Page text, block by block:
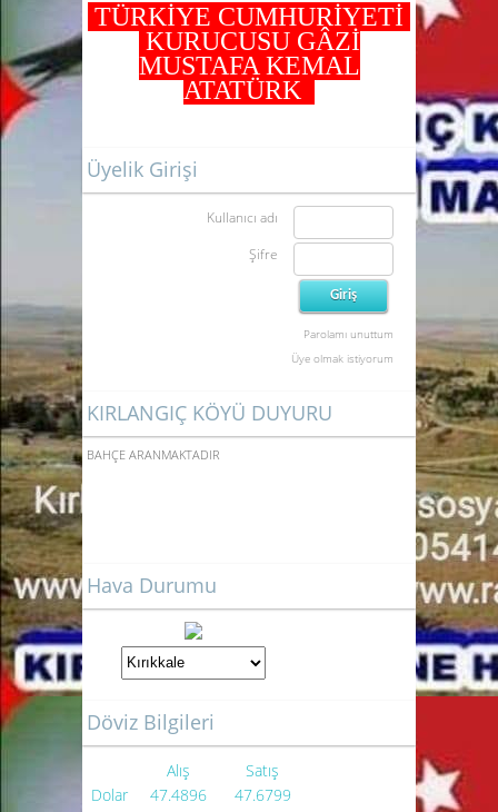
TÜRKİYE CUMHURİYETİ
KURUCUSU GÂZİ
MUSTAFA KEMAL
ATATÜRK
Üyelik Girişi
Kullanıcı adı
Şifre
Parolamı unuttum
Üye olmak istiyorum
KIRLANGIÇ KÖYÜ DUYURU
ACİL SATILIK TARLA BAĞ
BAHÇE ARANMAKTADIR
Hava Durumu
Döviz Bilgileri
Alış
Satış
Dolar
47.4896
47.6799